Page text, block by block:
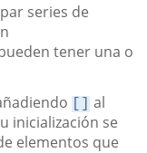
series de
tener una o
al
inicialización se
elementos que